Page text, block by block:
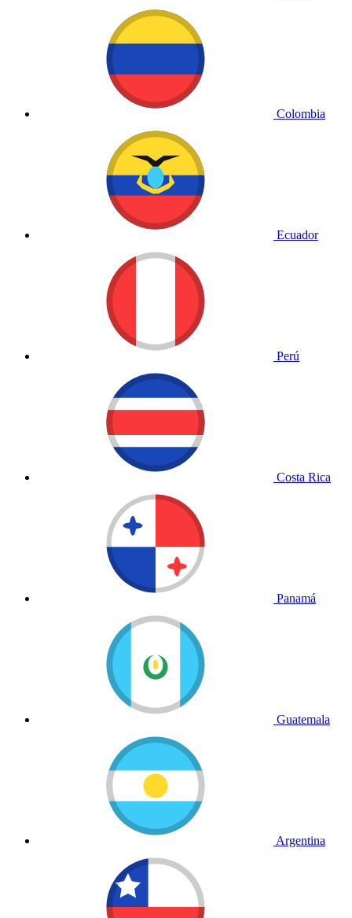
Colombia
Ecuador
Perú
Costa Rica
Panamá
Guatemala
Argentina